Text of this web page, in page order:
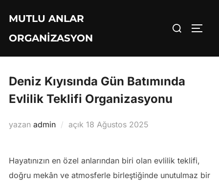
geçMUTLU ANLAR
ORGANIZASYON
Aranacak
Deniz Kıyısında Gün Batımında
Evlilik Teklifi Organizasyonu
yazan admin açık Yayımlanma
18 Ağustos 2025
Hayatınızın en özel anlarından biri olan evlilik teklifi,
doğru mekân ve atmosferle birleştiğinde unutulmaz bir